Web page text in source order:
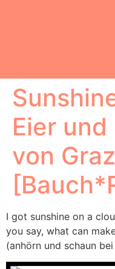
Eier
von
I got sunshine on a
you say, what can
(anhörn und schaun bei